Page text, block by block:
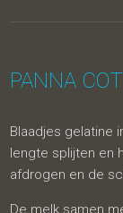
PANNA
Blaadjes gelatine
lengte splijten en
afdrogen en de
De melk samen